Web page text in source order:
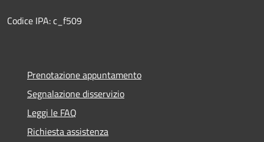
Codice IPA: c_f509
Prenotazione appuntamento
Segnalazione disservizio
Leggi le FAQ
Richiesta assistenza